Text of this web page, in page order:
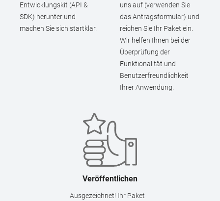
Entwicklungskit (API &
SDK) herunter und
machen Sie sich startklar.
uns auf (verwenden Sie
das Antragsformular) und
reichen Sie Ihr Paket ein.
Wir helfen Ihnen bei der
Überprüfung der
Funktionalität und
Benutzerfreundlichkeit
Ihrer Anwendung.
Veröffentlichen
Ausgezeichnet! Ihr Paket